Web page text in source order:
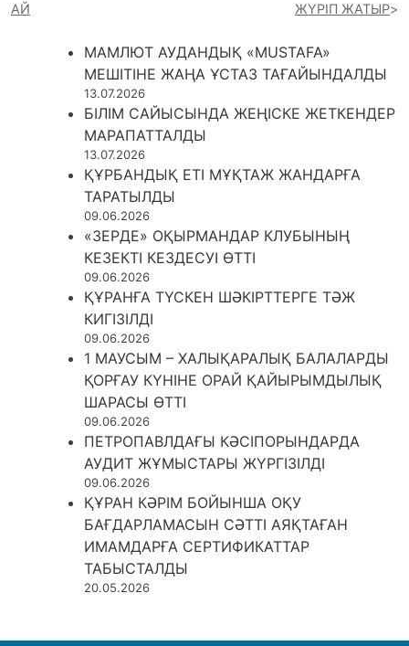
АЙ
ЖҮРІП ЖАТЫР
МАМЛЮТ АУДАНДЫҚ «MUSTAFA»
МЕШІТІНЕ ЖАҢА ҰСТАЗ ТАҒАЙЫНДАЛДЫ
13.07.2026
БІЛІМ САЙЫСЫНДА ЖЕҢІСКЕ ЖЕТКЕНДЕР
МАРАПАТТАЛДЫ
13.07.2026
ҚҰРБАНДЫҚ ЕТІ МҰҚТАЖ ЖАНДАРҒА
ТАРАТЫЛДЫ
09.06.2026
«ЗЕРДЕ» ОҚЫРМАНДАР КЛУБЫНЫҢ
КЕЗЕКТІ КЕЗДЕСУІ ӨТТІ
09.06.2026
ҚҰРАНҒА ТҮСКЕН ШӘКІРТТЕРГЕ ТӘЖ
КИГІЗІЛДІ
09.06.2026
1 МАУСЫМ – ХАЛЫҚАРАЛЫҚ БАЛАЛАРДЫ
ҚОРҒАУ КҮНІНЕ ОРАЙ ҚАЙЫРЫМДЫЛЫҚ
ШАРАСЫ ӨТТІ
09.06.2026
ПЕТРОПАВЛДАҒЫ КӘСІПОРЫНДАРДА
АУДИТ ЖҰМЫСТАРЫ ЖҮРГІЗІЛДІ
09.06.2026
ҚҰРАН КӘРІМ БОЙЫНША ОҚУ
БАҒДАРЛАМАСЫН СӘТТІ АЯҚТАҒАН
ИМАМДАРҒА СЕРТИФИКАТТАР
ТАБЫСТАЛДЫ
20.05.2026